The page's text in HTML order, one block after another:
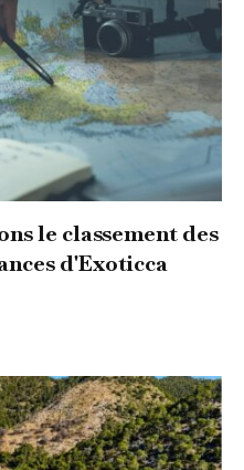
le classement des
d'Exoticca